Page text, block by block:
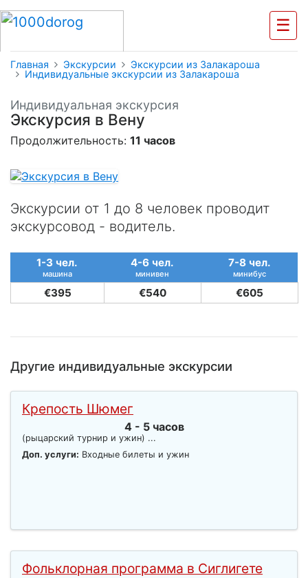
☰
Главная Экскурсии
Экскурсии из Залакароша
Индивидуальные экскурсии из Залакароша
Индивидуальная экскурсия
Экскурсия в Вену
Продолжительность: 11 часов
Экскурсии от 1 до 8 человек проводит
экскурсовод - водитель.
1-3 чел.
машина
4-6 чел.
минивен
7-8 чел.
минибус
€395 €540 €605
Другие индивидуальные экскурсии
Крепость Шюмег
4 - 5 часов
(рыцарский турнир и ужин) ...
Доп. услуги: Входные билеты и ужин
Фольклорная программа в Сиглигете